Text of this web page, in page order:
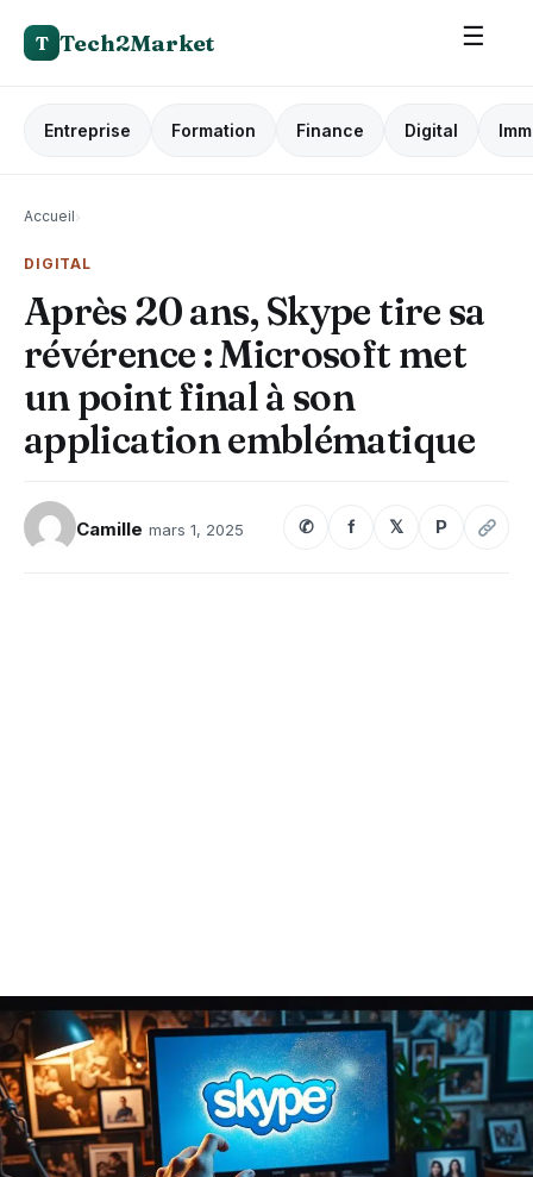
T Tech2Market ☰
Entreprise Formation Finance Digital
Accueil›
DIGITAL
Après 20 ans, Skype tire sa
révérence : Microsoft met
un point final à son
application emblématique
Camille mars 1, 2025 ✆ f 𝕏 P